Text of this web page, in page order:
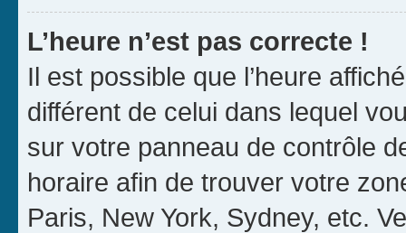
L’heure n’est pas correcte !
Il est possible que l’heure
différent de celui dans lequel
sur votre panneau de contrôle
horaire afin de trouver votre
Paris, New York, Sydney, etc.